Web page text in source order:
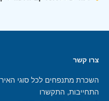
צרו קשר
השכרת מתנפחים לכל סוגי
התחייבות, התקשרו